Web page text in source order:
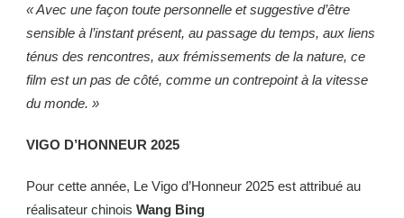
« Avec une façon toute personnelle et suggestive d’être
sensible à l’instant présent, au passage du temps, aux liens
ténus des rencontres, aux frémissements de la nature, ce
film est un pas de côté, comme un contrepoint à la vitesse
du monde. »
VIGO D’HONNEUR 2025
Pour cette année, Le Vigo d’Honneur 2025 est attribué au
réalisateur chinois Wang Bing